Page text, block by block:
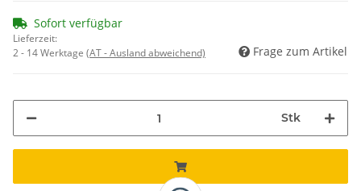
Sofort verfügbar
Lieferzeit:
2 - 14 Werktage (AT - Ausland abweichend) Frage zum Artikel
Stk